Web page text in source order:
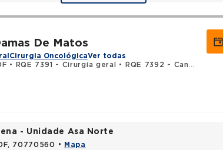
De Matos
Cirurgia OncológicaVer todas
• RQE 7391 - Cirurgia geral •
RQE 7392 - Cancerologia/cancerologia cirúrgica
- Unidade Asa Norte
70770560 • Mapa